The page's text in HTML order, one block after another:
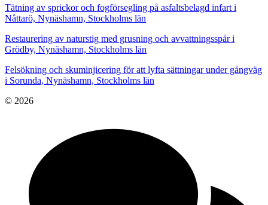
Tätning av sprickor och fogförsegling på asfaltsbelagd infart i
Nåttarö, Nynäshamn, Stockholms län
Restaurering av naturstig med grusning och avvattningsspår i
Grödby, Nynäshamn, Stockholms län
Felsökning och skuminjicering för att lyfta sättningar under gångväg
i Sorunda, Nynäshamn, Stockholms län
© 2026